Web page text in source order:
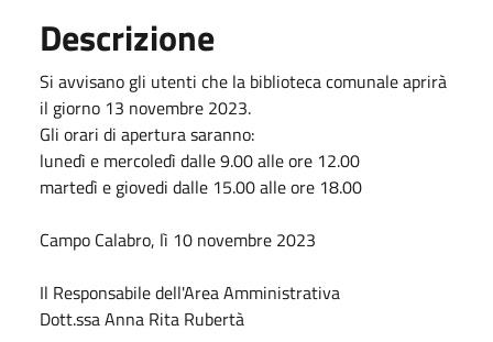
Descrizione
Si avvisano gli utenti che la biblioteca comunale aprirà
il giorno 13 novembre 2023.
Gli orari di apertura saranno:
lunedì e mercoledì dalle 9.00 alle ore 12.00
martedì e giovedi dalle 15.00 alle ore 18.00
Campo Calabro, lì 10 novembre 2023
Il Responsabile dell'Area Amministrativa
Dott.ssa Anna Rita Rubertà